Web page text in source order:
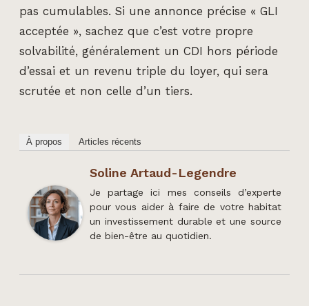
pas cumulables. Si une annonce précise « GLI
acceptée », sachez que c’est votre propre
solvabilité, généralement un CDI hors période
d’essai et un revenu triple du loyer, qui sera
scrutée et non celle d’un tiers.
À propos Articles récents
Soline Artaud-Legendre
Je partage ici mes conseils d’experte
pour vous aider à faire de votre habitat
un investissement durable et une source
de bien-être au quotidien.